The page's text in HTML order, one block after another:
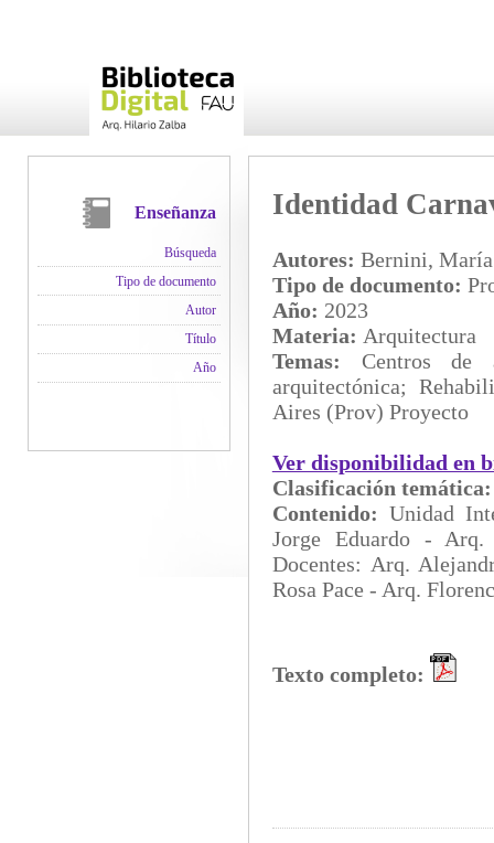
Enseñanza
Búsqueda
Tipo de documento
Autor
Título
Año
Identidad
Autores: Bernini,
Tipo de documento:
Año: 2023
Materia: Arquitectura
Temas: Centros de
arquitectónica;
Aires (Prov) Proyecto
Ver disponibilidad en
Clasificación
Contenido: Unidad
Jorge Eduardo -
Docentes: Arq.
Rosa Pace - Arq.
Texto completo: